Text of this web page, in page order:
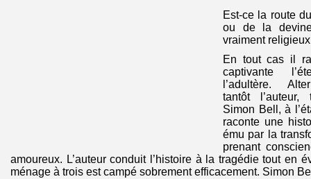
Est-ce la route
ou de la
vraiment
En tout cas il
captivante
l’adultère.
tantôt l’auteur,
Simon Bell, à
raconte une
ému par la
prenant
amoureux. L’auteur conduit l’histoire à la tragédie tout en
ménage à trois est campé sobrement efficacement. Simon